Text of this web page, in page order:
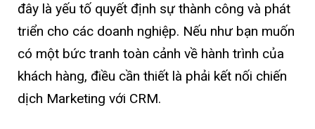
đây là yếu tố quyết định sự thành công và phát
triển cho các doanh nghiệp. Nếu như bạn muốn
có một bức tranh toàn cảnh về hành trình của
khách hàng, điều cần thiết là phải kết nối chiến
dịch Marketing với CRM.